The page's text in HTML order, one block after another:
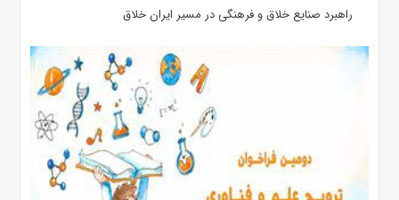
راهبرد صنایع خلاق و فرهنگی در مسیر ایران خلاق